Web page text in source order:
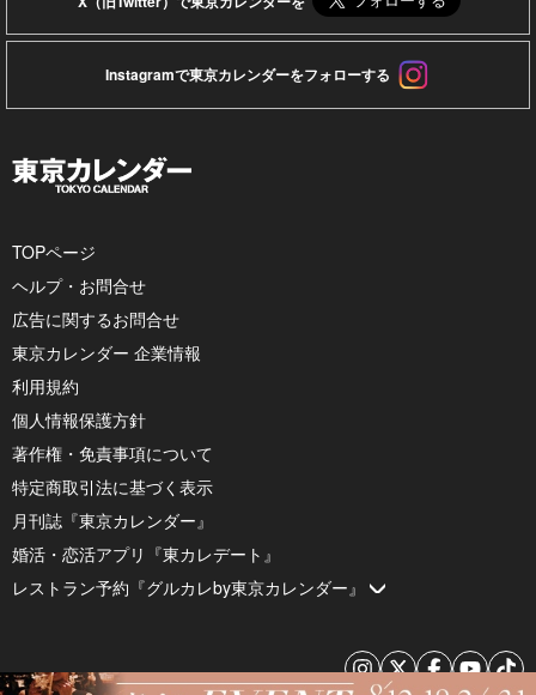
Instagramで東京カレンダーをフォローする
TOPページ
ヘルプ・お問合せ
広告に関するお問合せ
東京カレンダー 企業情報
利用規約
個人情報保護方針
著作権・免責事項について
特定商取引法に基づく表示
月刊誌『東京カレンダー』
婚活・恋活アプリ『東カレデート』
レストラン予約『グルカレby東京カレンダー』